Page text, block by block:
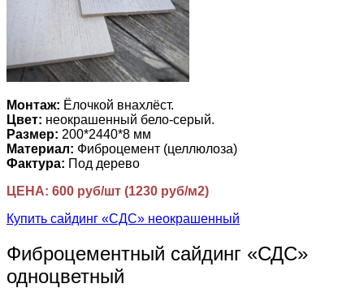
Монтаж: Ёлочкой внахлёст.
Цвет: неокрашенный бело-серый.
Размер: 200*2440*8 мм
Материал: Фиброцемент (целлюлоза)
Фактура: Под дерево
ЦЕНА: 600 руб/шт (1230 руб/м2)
Купить сайдинг «СДС» неокрашенный
Фиброцементный сайдинг «СДС»
одноцветный